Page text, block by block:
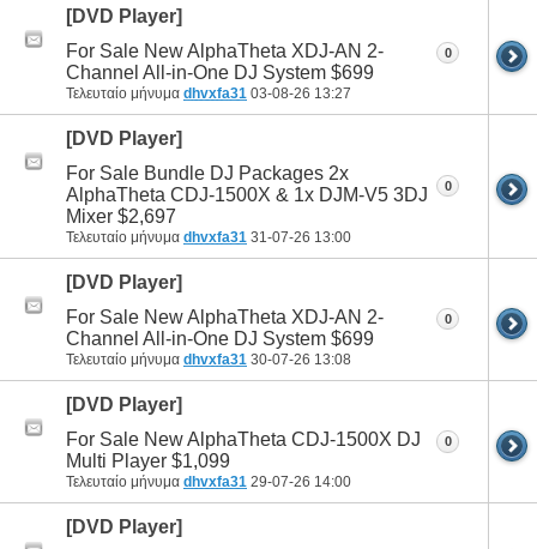
[DVD Player]
For Sale New AlphaTheta XDJ-AN 2-
Channel All-in-One DJ System $699
Τελευταίο μήνυμα dhvxfa31 03-08-26 13:27
0
[DVD Player]
For Sale Bundle DJ Packages 2x
AlphaTheta CDJ-1500X & 1x DJM-V5 3DJ
Mixer $2,697
Τελευταίο μήνυμα dhvxfa31 31-07-26 13:00
0
[DVD Player]
For Sale New AlphaTheta XDJ-AN 2-
Channel All-in-One DJ System $699
Τελευταίο μήνυμα dhvxfa31 30-07-26 13:08
0
[DVD Player]
For Sale New AlphaTheta CDJ-1500X DJ
Multi Player $1,099
Τελευταίο μήνυμα dhvxfa31 29-07-26 14:00
0
[DVD Player]